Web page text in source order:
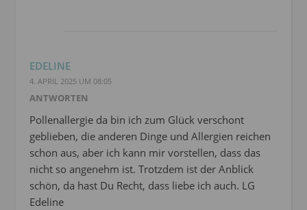
EDELINE
4. APRIL 2025 UM 08:05
ANTWORTEN
Pollenallergie da bin ich zum Glück verschont
geblieben, die anderen Dinge und Allergien reichen
schon aus, aber ich kann mir vorstellen, dass das
nicht so angenehm ist. Trotzdem ist der Anblick
schön, da hast Du Recht, dass liebe ich auch. LG
Edeline